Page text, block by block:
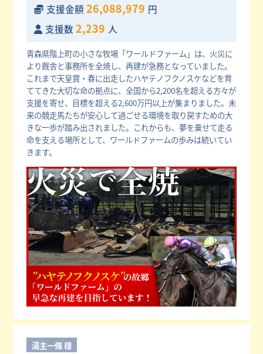
支援金額 26,088,979 円
支援数 2,239 人
青森県階上町の小さな牧場「ワールドファーム」は、火災に
より厩舎と事務所を全焼し、再建が急務となっていました。
これまで天皇賞・春に出走したハヤテノフクノスケなどを育
ててきた大切な命の拠点に、全国から2,200名を超える方々が
支援を寄せ、目標を超える2,600万円以上が集まりました。未
来の競走馬たちが安心して過ごせる環境を取り戻すための大
きな一歩が踏み出されました。これからも、夢を乗せて走る
命を支える場所として、ワールドファームの歩みは続いてい
きます。
湯主一條 様